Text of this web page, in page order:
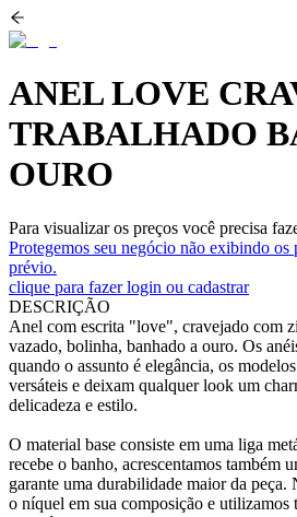
ANEL LOVE
TRABALHADO
OURO
Para visualizar os preços você precisa
Protegemos seu negócio não exibindo os
prévio.
clique para fazer login ou cadastrar
DESCRIÇÃO
Anel com escrita "love", cravejado com
vazado, bolinha, banhado a ouro. Os
quando o assunto é elegância, os
versáteis e deixam qualquer look um
delicadeza e estilo.
O material base consiste em uma liga
recebe o banho, acrescentamos também
garante uma durabilidade maior da peça.
o níquel em sua composição e utilizamos